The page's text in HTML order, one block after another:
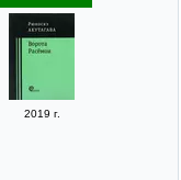
2019 г.